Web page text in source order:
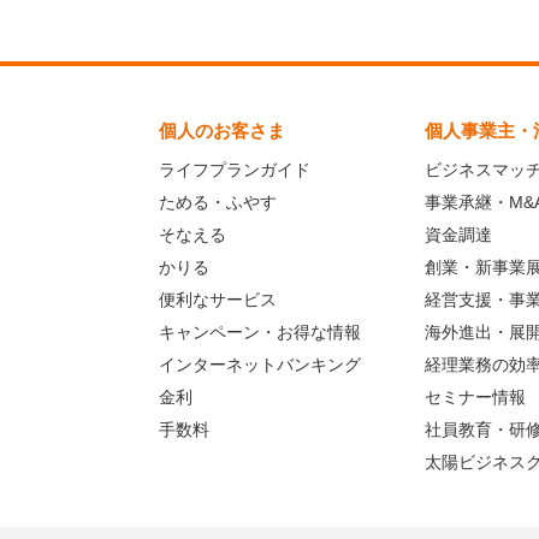
個人のお客さま
ライフプランガイド
ためる・ふやす
そなえる
かりる
便利なサービス
キャンペーン・お得な情報
インターネットバンキング
金利
手数料
個人事業主・
ビジネスマッ
事業承継・
資金調達
創業・新事業
経営支援・事
海外進出・展
経理業務の効
セミナー情報
社員教育・研
太陽ビジネス